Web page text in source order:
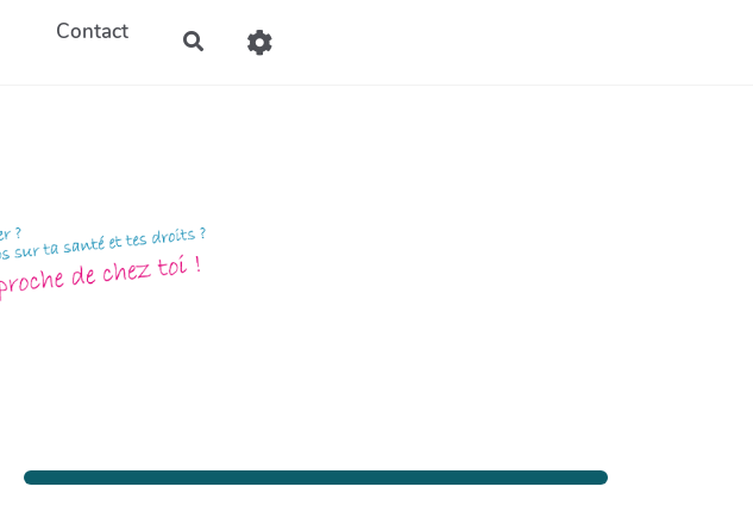
Contact